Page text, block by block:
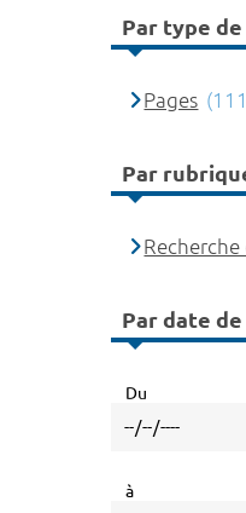
Par type
Pages
Par
Par date
Du
à